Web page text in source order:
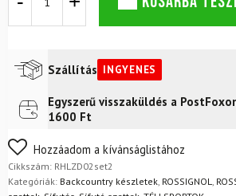
készlet
Positrack
kötéssel
Alpina
bakancs
rudak
mennyiség
Szállítás INGYENES
Futár a címreIngyenes
Egyszerű visszaküldés a
1600 Ft
Nem biztos a választásában? Semmi
egyszerűen visszaküldheti 14 napon
Mik a visszaküldés feltételei?
Hozzáadom a kívánságlistához
Cikkszám: RHLZD02set2
Kategóriák: Backcountry készletek, ROSSIGNOL,